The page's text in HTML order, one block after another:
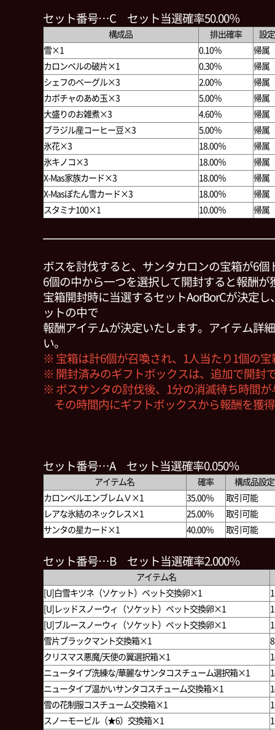
セット番号…C セット当選確率50.00％
構成品 排出確率
設定
雪×1
0.10％
帰属
カロンベルの破片×1
0.30％
帰属
シェフのベーグル×3
2.00％
帰属
カボチャのあめ玉×3
5.00％
帰属
大盛りのお雑煮×3
4.60％
帰属
ブラジル産コーヒー豆×3
5.00％
帰属
氷花×3
18.00％
帰属
氷キノコ×3
18.00％
帰属
X-Mas家族カード×3
18.00％
帰属
X-Masぼたん雪カード×3
18.00％
帰属
スタミナ100×1
10.00％ 帰属
ボスを討伐すると、サンタカロンの宝箱が6個
6個の中から一つを選択して開封すると報酬が
宝箱開封時に当選するセットAorBorCが決定
ットの中で
報酬アイテムが決定いたします。アイテム詳
い。
※ 宝箱は計6個が召喚され、1人当たり1個の
※ 開封済みのギフトボックスは、追加で開封
※ ボスサンタの討伐後、1分の消滅待ち時間が
その時間内にギフトボックスから報酬を獲
セット番号…A セット当選確率0.050％
アイテム名 確率
構成品設定
カロンベルエンブレムⅤ×1
35.00％
取引可能
レアな氷結のネックレス×1
25.00％
取引可能
サンタの星カード×1
40.00％ 取引可能
セット番号…B セット当選確率2.000％
アイテム名
[U]白雪キツネ（ソケット）ペット交換卵×1
[U]レッドスノーウィ（ソケット）ペット交換卵×1
[U]ブルースノーウィ（ソケット）ペット交換卵×1
雪片ブラックマント交換箱×1
クリスマス悪魔/天使の翼選択箱×1
ニュータイプ洗練な/華麗なサンタコスチューム選択箱×1
ニュータイプ温かいサンタコスチューム交換箱×1
雪の花制服コスチューム交換箱×1
スノーモービル（★6）交換箱×1